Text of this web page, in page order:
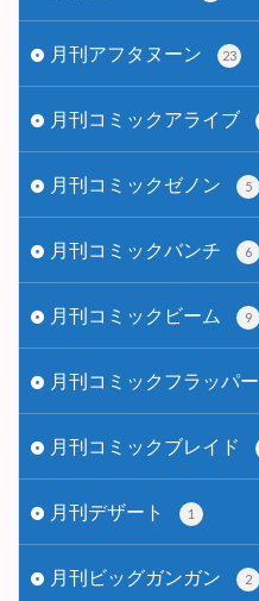
月刊アフタヌーン 23
月刊コミックアライブ
月刊コミックゼノン 5
月刊コミックバンチ 6
月刊コミックビーム 9
月刊コミックフラッパー
月刊コミックブレイド
月刊デザート 1
月刊ビッグガンガン 2